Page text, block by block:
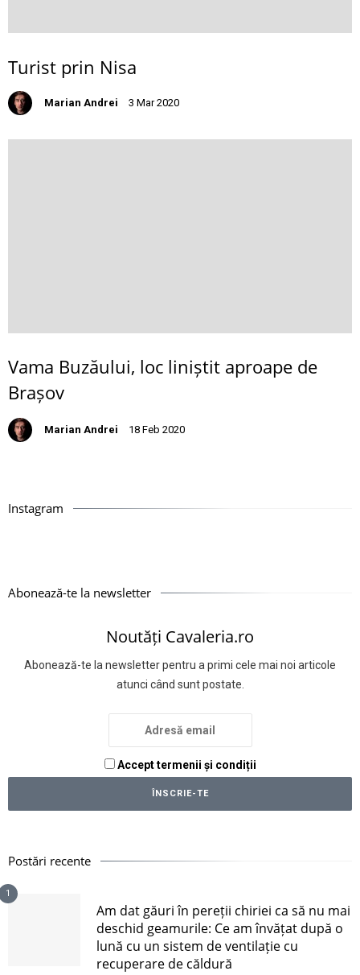
Turist prin Nisa
Marian Andrei 3 Mar 2020
Vama Buzăului, loc liniștit aproape de
Brașov
Marian Andrei 18 Feb 2020
Instagram
Abonează-te la newsletter
Noutăți Cavaleria.ro
Abonează-te la newsletter pentru a primi cele mai noi articole
atunci când sunt postate.
Accept termenii și condiții
Postări recente
1
Am dat găuri în pereții chiriei ca să nu mai
deschid geamurile: Ce am învățat după o
lună cu un sistem de ventilație cu
recuperare de căldură